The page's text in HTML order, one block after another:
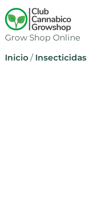
Grow Shop Online
Inicio / Insecticidas